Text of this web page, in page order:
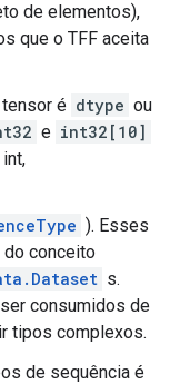
de elementos),
que o TFF aceita
é dtype ou
e int32[10]
). Esses
do conceito
s.
consumidos de
tipos complexos.
de sequência é